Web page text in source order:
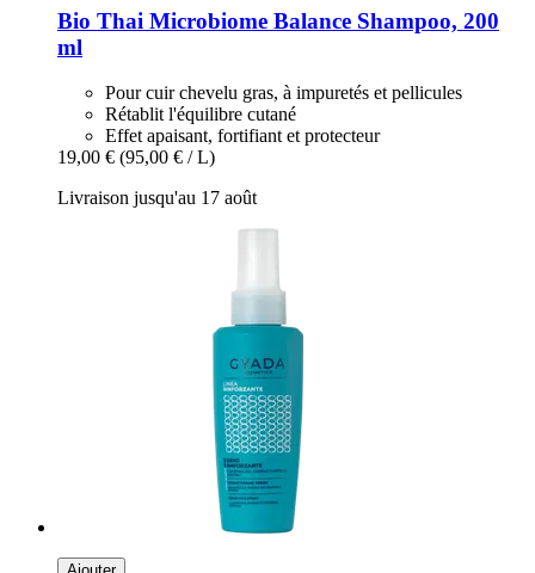
Bio Thai Microbiome Balance Shampoo, 200
ml
Pour cuir chevelu gras, à impuretés et pellicules
Rétablit l'équilibre cutané
Effet apaisant, fortifiant et protecteur
19,00 € (95,00 € / L)
Livraison jusqu'au 17 août